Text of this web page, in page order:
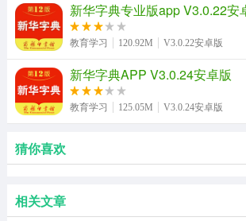
新华字典专业版app V3.0.22安
教育学习 120.92M V3.0.22安卓版
新华字典APP V3.0.24安卓版
教育学习 125.05M V3.0.24安卓版
猜你喜欢
相关文章